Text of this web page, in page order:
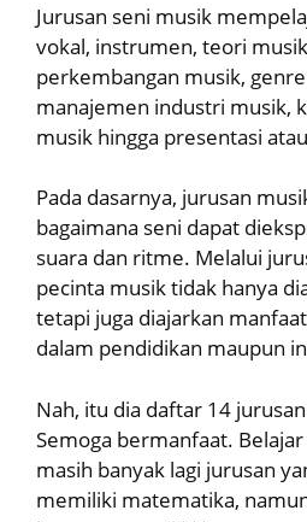
Jurusan seni musik
vokal, instrumen, teori
perkembangan musik,
manajemen industri musik,
musik hingga presentasi
Pada dasarnya, jurusan
bagaimana seni dapat
suara dan ritme. Melalui
pecinta musik tidak hanya
tetapi juga diajarkan
dalam pendidikan maupun
Nah, itu dia daftar 14
Semoga bermanfaat.
masih banyak lagi jurusan
memiliki matematika,